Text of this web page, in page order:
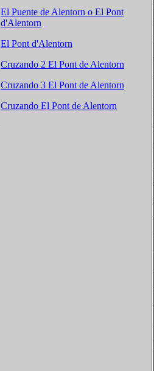
El Puente de Alentorn o El Pont
d'Alentorn
El Pont d'Alentorn
Cruzando 2 El Pont de Alentorn
Cruzando 3 El Pont de Alentorn
Cruzando El Pont de Alentorn